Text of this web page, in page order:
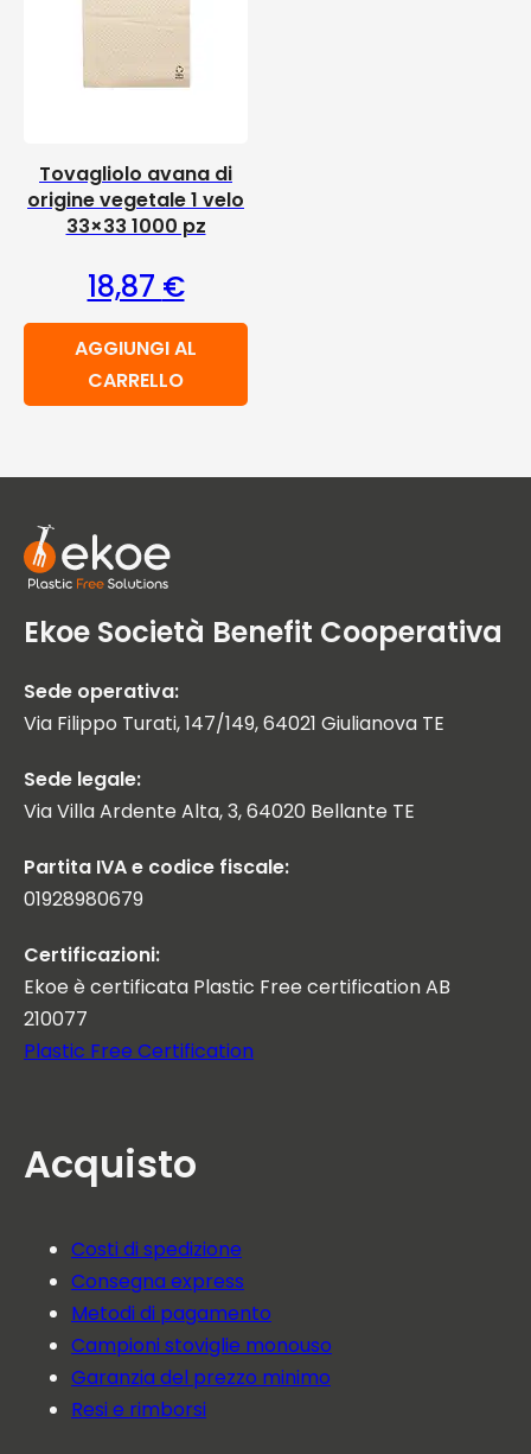
Tovagliolo avana di
origine vegetale 1 velo
33×33 1000 pz
18,87 €
AGGIUNGI AL
CARRELLO
Ekoe Società Benefit Cooperativa
Sede operativa:
Via Filippo Turati, 147/149, 64021 Giulianova TE
Sede legale:
Via Villa Ardente Alta, 3, 64020 Bellante TE
Partita IVA e codice fiscale:
01928980679
Certificazioni:
Ekoe è certificata Plastic Free certification AB
210077
Plastic Free Certification
Acquisto
Costi di spedizione
Consegna express
Metodi di pagamento
Campioni stoviglie monouso
Garanzia del prezzo minimo
Resi e rimborsi